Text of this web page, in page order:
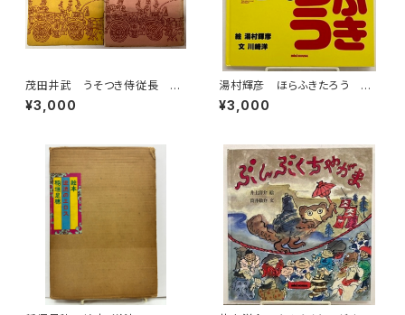
茂田井武 うそつき侍従長 上
下巻 市川三郎 昭和29年
桃園書房刊
¥3,000
湯村輝彦 ほらふきたろう 川
崎洋 1989年 初版 ミキハ
ウス
¥3,000